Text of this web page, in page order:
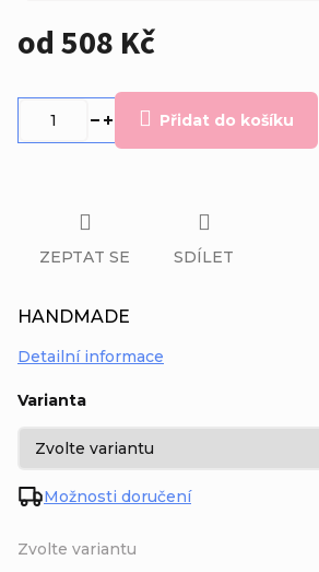
od508 Kč
Zvolte variantu
Varianta
Možnosti doručení
Přidat do košíku
HANDMADE
Detailní informace
ZEPTAT SE SDÍLET